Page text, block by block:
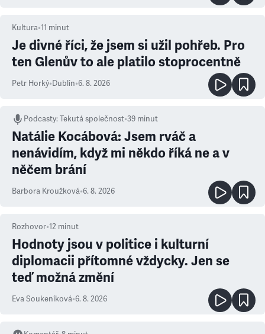
Kultura•11 minut
Je divné říci, že jsem si užil pohřeb. Pro
ten Glenův to ale platilo stoprocentně
Petr Horký•Dublin•6. 8. 2026
Podcasty:Tekutá společnost•39 minut
Natálie Kocábová: Jsem rváč a
nenávidím, když mi někdo říká ne a v
něčem brání
Barbora Kroužková•6. 8. 2026
Rozhovor•12 minut
Hodnoty jsou v politice i kulturní
diplomacii přítomné vždycky. Jen se
teď možná změní
Eva Soukeníková•6. 8. 2026